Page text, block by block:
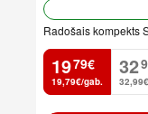
Radošais kompekts
19
. 79€
19,79€/gab.
32
.